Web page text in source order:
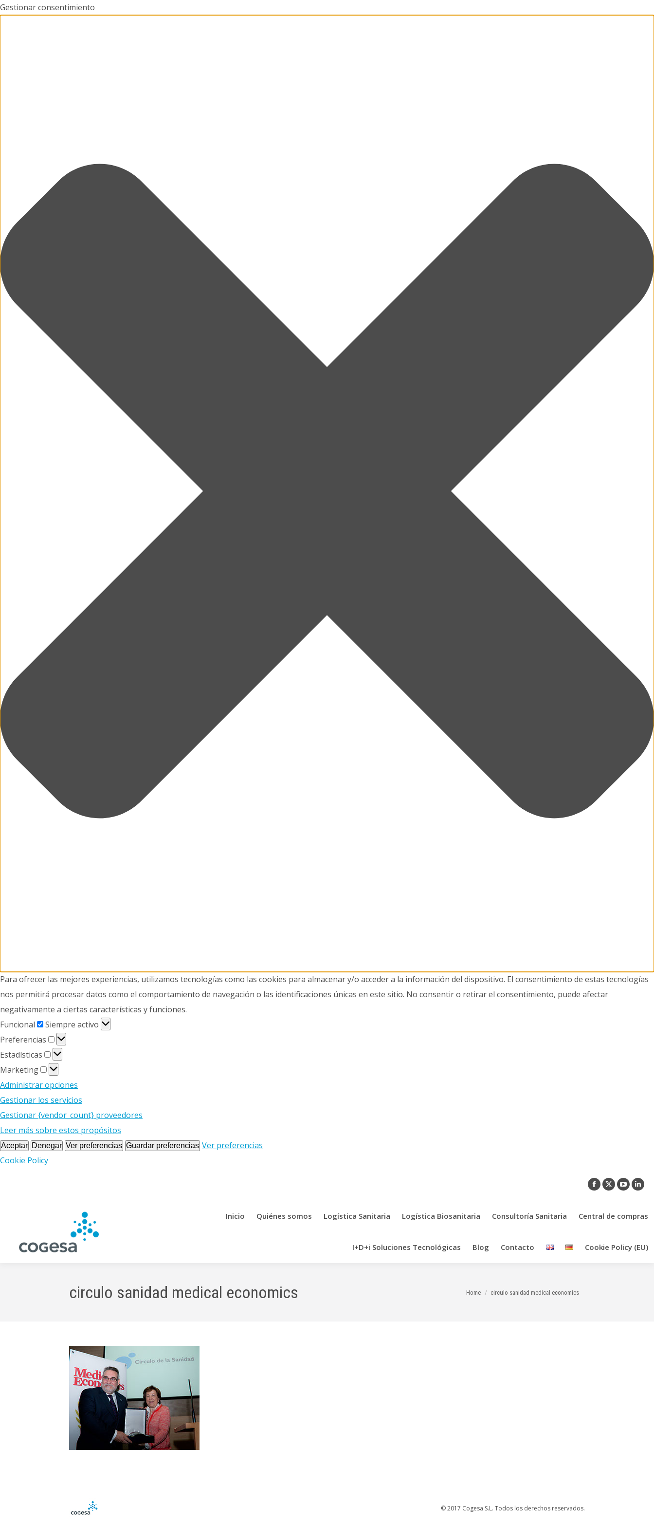
Gestionar consentimiento
Para ofrecer las mejores experiencias, utilizamos tecnologías como las cookies para almacenar y/o acceder a la información del dispositivo. El consentimiento de estas tecnologías
nos permitirá procesar datos como el comportamiento de navegación o las identificaciones únicas en este sitio. No consentir o retirar el consentimiento, puede afectar
negativamente a ciertas características y funciones.
Funcional
Funcional
Siempre activo
Preferencias
Preferencias
Estadísticas
Estadísticas
Marketing
Marketing
Administrar opciones
Gestionar los servicios
Gestionar {vendor_count} proveedores
Leer más sobre estos propósitos
Aceptar Denegar Ver preferencias Guardar preferencias Ver preferencias
Cookie Policy
Facebook
opens
window
X
opens
window
opens
window
Inicio Quiénes somos Logística Sanitaria Logística Biosanitaria Consultoría Sanitaria Central de compras
I+D+i Soluciones Tecnológicas Blog Contacto Cookie Policy (EU)
circulo sanidad medical economics You are here:
Home circulo sanidad medical economics
© 2017 Cogesa S.L. Todos los derechos reservados.